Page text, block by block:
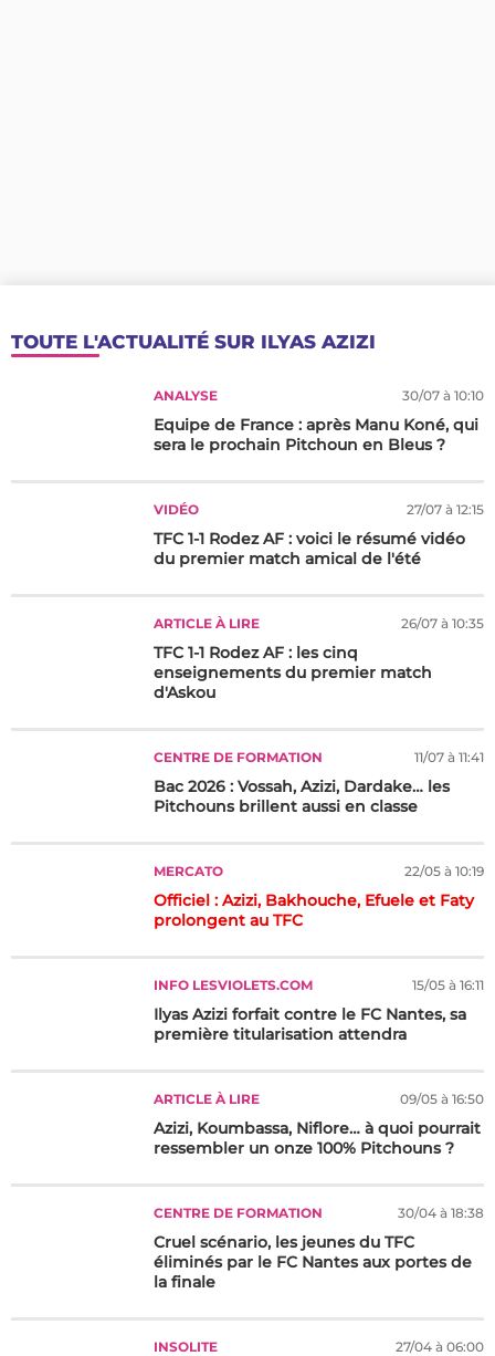
TOUTE L'ACTUALITÉ SUR ILYAS AZIZI
ANALYSE 30/07 à 10:10
Equipe de France : après Manu Koné, qui
sera le prochain Pitchoun en Bleus ?
VIDÉO 27/07 à 12:15
TFC 1-1 Rodez AF : voici le résumé vidéo
du premier match amical de l'été
ARTICLE À LIRE 26/07 à 10:35
TFC 1-1 Rodez AF : les cinq
enseignements du premier match
d'Askou
CENTRE DE FORMATION 11/07 à 11:41
Bac 2026 : Vossah, Azizi, Dardake… les
Pitchouns brillent aussi en classe
MERCATO 22/05 à 10:19
Officiel : Azizi, Bakhouche, Efuele et Faty
prolongent au TFC
INFO LESVIOLETS.COM 15/05 à 16:11
Ilyas Azizi forfait contre le FC Nantes, sa
première titularisation attendra
ARTICLE À LIRE 09/05 à 16:50
Azizi, Koumbassa, Niflore… à quoi pourrait
ressembler un onze 100% Pitchouns ?
CENTRE DE FORMATION 30/04 à 18:38
Cruel scénario, les jeunes du TFC
éliminés par le FC Nantes aux portes de
la finale
INSOLITE 27/04 à 06:00